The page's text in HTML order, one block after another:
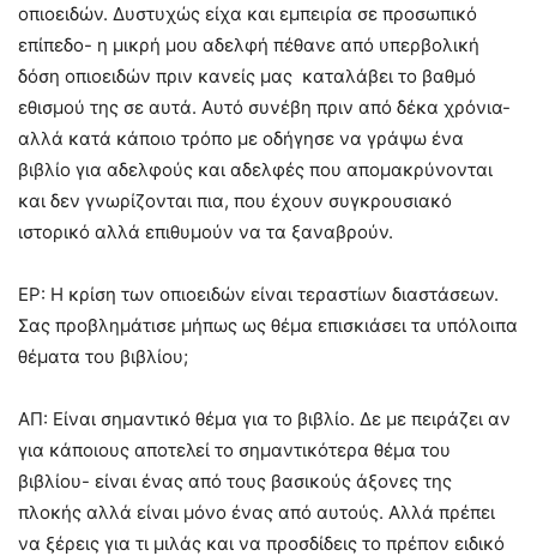
οπιοειδών. Δυστυχώς είχα και εμπειρία σε προσωπικό
επίπεδο- η μικρή μου αδελφή πέθανε από υπερβολική
δόση οπιοειδών πριν κανείς μας καταλάβει το βαθμό
εθισμού της σε αυτά. Αυτό συνέβη πριν από δέκα χρόνια-
αλλά κατά κάποιο τρόπο με οδήγησε να γράψω ένα
βιβλίο για αδελφούς και αδελφές που απομακρύνονται
και δεν γνωρίζονται πια, που έχουν συγκρουσιακό
ιστορικό αλλά επιθυμούν να τα ξαναβρούν.
ΕΡ: Η κρίση των οπιοειδών είναι τεραστίων διαστάσεων.
Σας προβλημάτισε μήπως ως θέμα επισκιάσει τα υπόλοιπα
θέματα του βιβλίου;
ΑΠ: Είναι σημαντικό θέμα για το βιβλίο. Δε με πειράζει αν
για κάποιους αποτελεί το σημαντικότερα θέμα του
βιβλίου- είναι ένας από τους βασικούς άξονες της
πλοκής αλλά είναι μόνο ένας από αυτούς. Αλλά πρέπει
να ξέρεις για τι μιλάς και να προσδίδεις το πρέπον ειδικό